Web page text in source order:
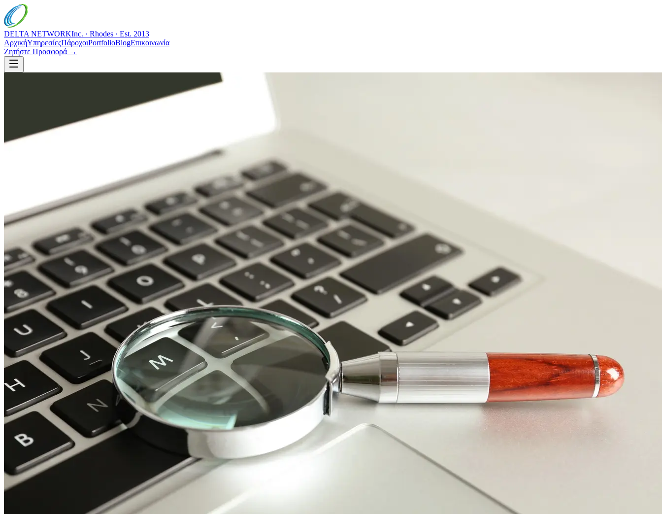
DELTA NETWORKInc. · Rhodes · Est. 2013
ΑρχικήΥπηρεσίεςΠάροχοιPortfolioBlogΕπικοινωνία
Ζητήστε Προσφορά →